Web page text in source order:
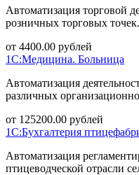
Автоматизация торговой
розничных торговых точек.
от 4400.00 рублей
1С:Медицина. Больница
Автоматизация
различных
от 125200.00 рублей
1С:Бухгалтерия
Автоматизация
птицеводческой отрасли